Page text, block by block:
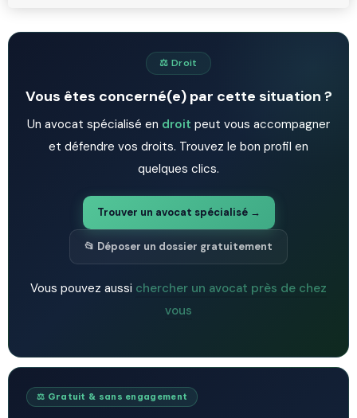
⚖️ Droit
Vous êtes concerné(e) par cette situation ?
Un avocat spécialisé en droit peut vous accompagner
et défendre vos droits. Trouvez le bon profil en
quelques clics.
Trouver un avocat spécialisé →
📂 Déposer un dossier gratuitement
Vous pouvez aussi chercher un avocat près de chez
vous
⚖️ Gratuit & sans engagement